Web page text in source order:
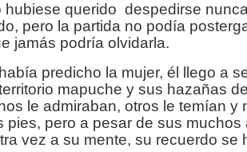
querido despedirse
pero la partida no podía
jamás podría olvidarla.
predicho la mujer, él llego a
mapuche y sus hazañas
le admiraban, otros le temían y
pies, pero a pesar de sus muchos
vez a su mente, su recuerdo se